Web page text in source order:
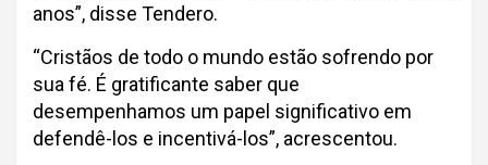
anos”, disse Tendero.
“Cristãos de todo o mundo estão sofrendo por
sua fé. É gratificante saber que
desempenhamos um papel significativo em
defendê-los e incentivá-los”, acrescentou.